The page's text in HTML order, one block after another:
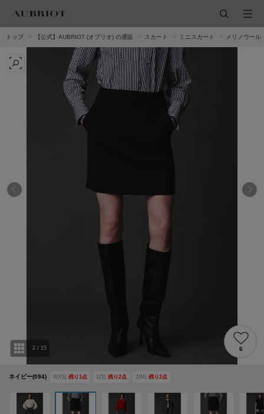
トップ 【公式】AUBRIOT (オブリオ) の通販 スカート ミニスカート メリノウール
ネイビー(094) 0(XS) 残り 1 点 1(S) 残り 2点 2(M) 残り 2点
2 / 15 6